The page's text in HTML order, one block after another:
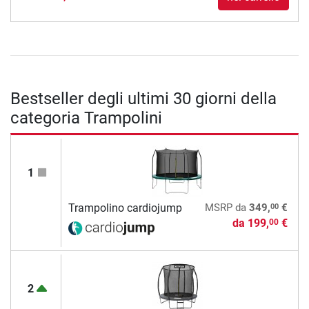
Bestseller degli ultimi 30 giorni della
categoria Trampolini
1
Trampolino cardiojump MSRPda 349,00€
da 199,00€
2